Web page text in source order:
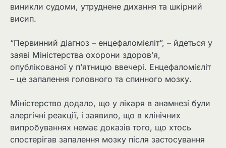
виникли судоми, утруднене дихання та шкірний
висип.
“Первинний діагноз – енцефаломієліт”, – йдеться у
заяві Міністерства охорони здоров’я,
опублікованої у п’ятницю ввечері. Енцефаломієліт
– це запалення головного та спинного мозку.
Міністерство додало, що у лікаря в анамнезі були
алергічні реакції, і заявило, що в клінічних
випробуваннях немає доказів того, що хтось
спостерігав запалення мозку після застосування